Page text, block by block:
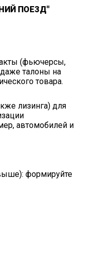
ПОЕЗД"
(фьючерсы,
талоны на
товара.
лизинга) для
автомобилей и
формируйте